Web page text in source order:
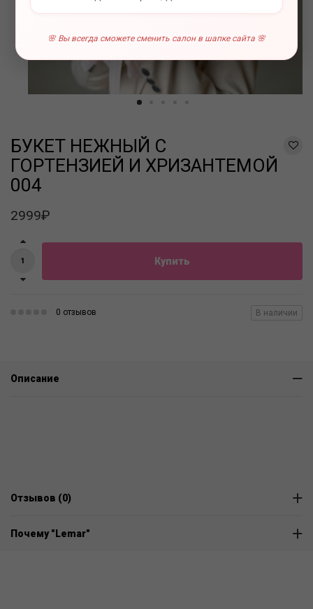
🌸 Вы всегда сможете сменить салон в шапке сайта 🌸
БУКЕТ НЕЖНЫЙ С
ГОРТЕНЗИЕЙ И ХРИЗАНТЕМОЙ
004
2999₽
Купить
0 отзывов В наличии
Описание
Отзывов (0)
Почему "Lemar"